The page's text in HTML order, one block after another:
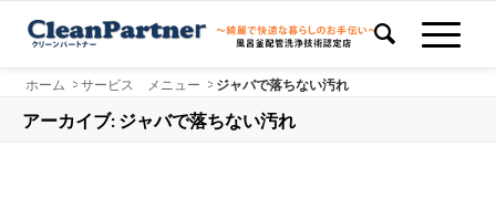
ホーム >サービス メニュー > ジャバで落ちない汚れ
アーカイブ: ジャバで落ちない汚れ